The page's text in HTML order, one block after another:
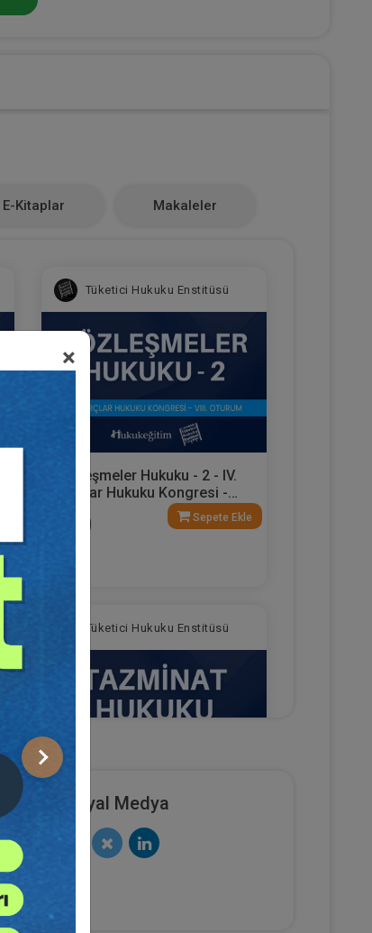
×
Sonraki
E-Kitaplar Makaleler
Tüketici Hukuku Enstitüsü
Sözleşmeler Hukuku - 2 - IV.
Borçlar Hukuku Kongresi -
360
Sepete Ekle
Tüketici Hukuku Enstitüsü
Tazminat Hukuku - IV. Borçlar
Hukuku Kongresi - IV. Oturum
Sosyal Medya